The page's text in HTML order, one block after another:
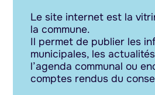
Le site internet est la
la commune.
Il permet de publier les
municipales, les
l’agenda communal ou
comptes rendus du